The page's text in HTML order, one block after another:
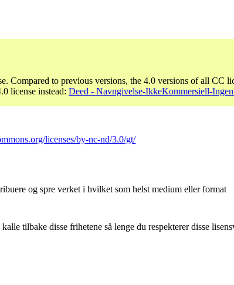
Compared to previous versions, the 4.0 versions of all CC
license instead: Deed - Navngivelse-IkkeKommersiell-
licenses/by-nc-nd/3.0/gt/
og spre verket i hvilket som helst medium eller format
tilbake disse frihetene så lenge du respekterer disse